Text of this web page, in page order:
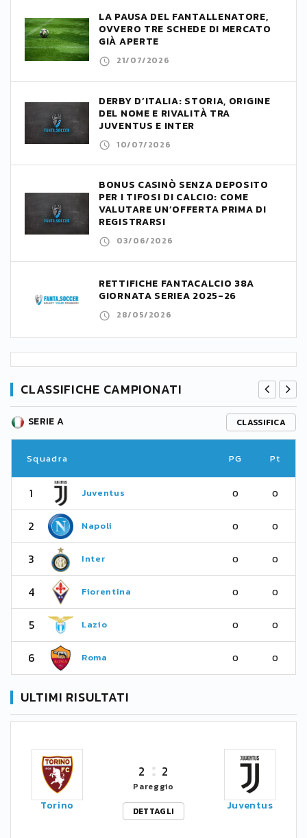
LA PAUSA DEL FANTALLENATORE,
OVVERO TRE SCHEDE DI MERCATO
GIÀ APERTE
21/07/2026
DERBY D’ITALIA: STORIA, ORIGINE
DEL NOME E RIVALITÀ TRA
JUVENTUS E INTER
10/07/2026
BONUS CASINÒ SENZA DEPOSITO
PER I TIFOSI DI CALCIO: COME
VALUTARE UN’OFFERTA PRIMA DI
REGISTRARSI
03/06/2026
RETTIFICHE FANTACALCIO 38A
GIORNATA SERIEA 2025-26
28/05/2026
CLASSIFICHE CAMPIONATI
SERIE A CLASSIFICA
Squadra PG Pt
1 Juventus 0 0
2 Napoli 0 0
3 Inter 0 0
4 Fiorentina 0 0
5 Lazio 0 0
6 Roma 0 0
ULTIMI RISULTATI
Torino
2 2
Pareggio
DETTAGLI
Juventus